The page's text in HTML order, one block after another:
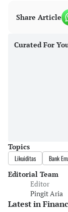
Share Article
Curated For
Topics
Likuiditas Bank
Editorial Team
Editor
Pingit Aria
Latest in